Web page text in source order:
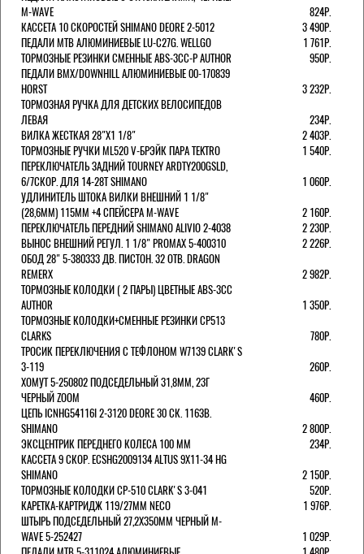
M-WAVE
824Р.
КАССЕТА 10 СКОРОСТЕЙ SHIMANO DEORE 2-5012
3 490Р.
ПЕДАЛИ MTB АЛЮМИНИЕВЫЕ LU-C27G. WELLGO
1 761Р.
ТОРМОЗНЫЕ РЕЗИНКИ СМЕННЫЕ ABS-3CC-P AUTHOR
950Р.
ПЕДАЛИ BMX/DOWNHILL АЛЮМИНИЕВЫЕ 00-170839
HORST
3 232Р.
ТОРМОЗНАЯ РУЧКА ДЛЯ ДЕТСКИХ ВЕЛОСИПЕДОВ
ЛЕВАЯ
234Р.
ВИЛКА ЖЕСТКАЯ 28"Х1 1/8"
2 403Р.
ТОРМОЗНЫЕ РУЧКИ ML520 V-БРЭЙК ПАРА TEKTRO
1 540Р.
ПЕРЕКЛЮЧАТЕЛЬ ЗАДНИЙ TOURNEY ARDTY200GSLD,
6/7СКОР. ДЛЯ 14-28T SHIMANO
1 060Р.
УДЛИНИТЕЛЬ ШТОКА ВИЛКИ ВНЕШНИЙ 1 1/8"
(28,6ММ) 115ММ +4 СПЕЙСЕРА M-WAVE
2 160Р.
ПЕРЕКЛЮЧАТЕЛЬ ПЕРЕДНИЙ SHIMANO ALIVIO 2-4038
2 230Р.
ВЫНОС ВНЕШНИЙ РЕГУЛ. 1 1/8" PROMAX 5-400310
2 226Р.
ОБОД 28" 5-380333 ДВ. ПИСТОН. 32 ОТВ. DRAGON
REMERX
2 982Р.
ТОРМОЗНЫЕ КОЛОДКИ ( 2 ПАРЫ) ЦВЕТНЫЕ ABS-3CC
AUTHOR
1 350Р.
ТОРМОЗНЫЕ КОЛОДКИ+СМЕННЫЕ РЕЗИНКИ CP513
CLARKS
780Р.
ТРОСИК ПЕРЕКЛЮЧЕНИЯ С ТЕФЛОНОМ W7139 СLARK'S
3-119
260Р.
ХОМУТ 5-250802 ПОДСЕДЕЛЬНЫЙ 31,8ММ, 23Г
ЧЕРНЫЙ ZOOM
460Р.
ЦЕПЬ ICNHG54116I 2-3120 DEORE 30 СК. 116ЗВ.
SHIMANO
2 800Р.
ЭКСЦЕНТРИК ПЕРЕДНЕГО КОЛЕСА 100 ММ
234Р.
КАССЕТА 9 СКОР. ECSHG2009134 ALTUS 9Х11-34 HG
SHIMANO
2 150Р.
ТОРМОЗНЫЕ КОЛОДКИ CP-510 CLARK'S 3-041
520Р.
КАРЕТКА-КАРТРИДЖ 119/27ММ NECO
1 976Р.
ШТЫРЬ ПОДСЕДЕЛЬНЫЙ 27,2Х350ММ ЧЕРНЫЙ M-
WAVE 5-252427
1 029Р.